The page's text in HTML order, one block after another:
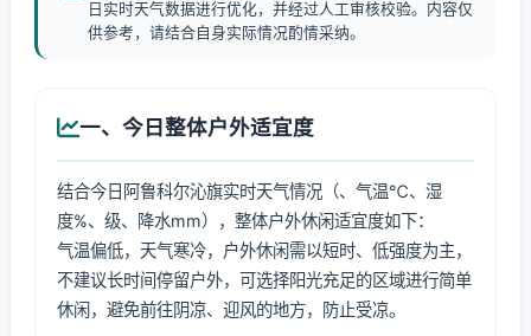
日实时天气数据进行优化，并经过人工审核校验。内容仅
供参考，请结合自身实际情况酌情采纳。
一、今日整体户外适宜度
结合今日阿鲁科尔沁旗实时天气情况（、气温℃、湿
度%、级、降水mm），整体户外休闲适宜度如下：
气温偏低，天气寒冷，户外休闲需以短时、低强度为主，
不建议长时间停留户外，可选择阳光充足的区域进行简单
休闲，避免前往阴凉、迎风的地方，防止受凉。